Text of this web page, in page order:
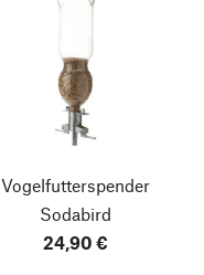
Vogelfutterspender
Sodabird
24,90 €